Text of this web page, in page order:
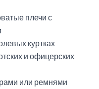
плечи с
куртках
и офицерских
или ремнями